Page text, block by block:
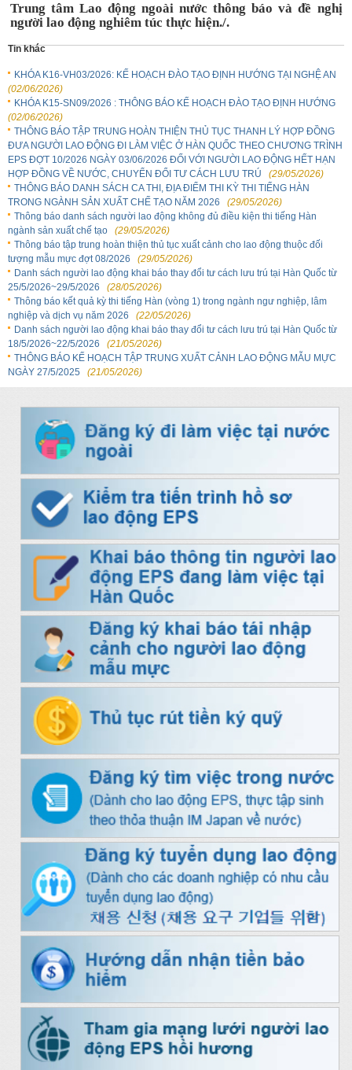
Trung tâm Lao động ngoài nước thông báo và đề nghị
người lao động nghiêm túc thực hiện./.
Tin khác
KHÓA K16-VH03/2026: KẾ HOẠCH ĐÀO TẠO ĐỊNH HƯỚNG TẠI NGHỆ AN
(02/06/2026)
KHÓA K15-SN09/2026 : THÔNG BÁO KẾ HOẠCH ĐÀO TẠO ĐỊNH HƯỚNG
(02/06/2026)
THÔNG BÁO TẬP TRUNG HOÀN THIỆN THỦ TỤC THANH LÝ HỢP ĐỒNG
ĐƯA NGƯỜI LAO ĐỘNG ĐI LÀM VIỆC Ở HÀN QUỐC THEO CHƯƠNG TRÌNH
EPS ĐỢT 10/2026 NGÀY 03/06/2026 ĐỐI VỚI NGƯỜI LAO ĐỘNG HẾT HẠN
HỢP ĐỒNG VỀ NƯỚC, CHUYỂN ĐỔI TƯ CÁCH LƯU TRÚ
(29/05/2026)
THÔNG BÁO DANH SÁCH CA THI, ĐỊA ĐIỂM THI KỲ THI TIẾNG HÀN
TRONG NGÀNH SẢN XUẤT CHẾ TẠO NĂM 2026
(29/05/2026)
Thông báo danh sách người lao động không đủ điều kiện thi tiếng Hàn
ngành sản xuất chế tạo
(29/05/2026)
Thông báo tập trung hoàn thiện thủ tục xuất cảnh cho lao động thuộc đối
tượng mẫu mực đợt 08/2026
(29/05/2026)
Danh sách người lao động khai báo thay đổi tư cách lưu trú tại Hàn Quốc từ
25/5/2026~29/5/2026
(28/05/2026)
Thông báo kết quả kỳ thi tiếng Hàn (vòng 1) trong ngành ngư nghiệp, lâm
nghiệp và dịch vụ năm 2026
(22/05/2026)
Danh sách người lao động khai báo thay đổi tư cách lưu trú tại Hàn Quốc từ
18/5/2026~22/5/2026
(21/05/2026)
THÔNG BÁO KẾ HOẠCH TẬP TRUNG XUẤT CẢNH LAO ĐỘNG MẪU MỰC
NGÀY 27/5/2025
(21/05/2026)